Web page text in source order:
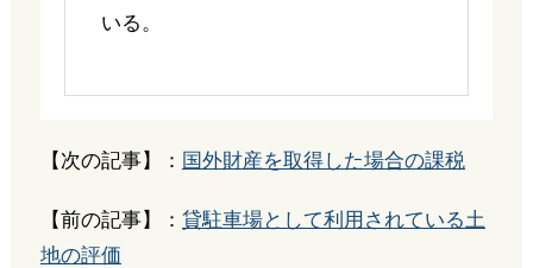
いる。
【次の記事】： 国外財産を取得した場合の課税
【前の記事】： 貸駐車場として利用されている土
地の評価